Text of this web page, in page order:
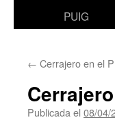
PUIG
← Cerrajero en el
Publicada el 08/04/